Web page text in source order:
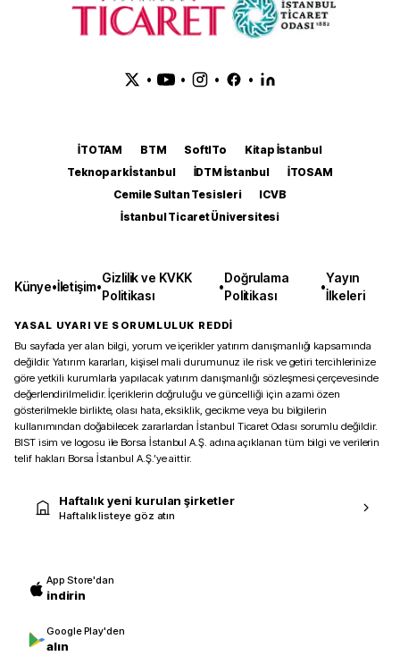
• • • •
İTOTAM BTM SoftITo
Kitap İstanbul
Teknopark İstanbul
İDTM İstanbul
İTOSAM
Cemile Sultan Tesisleri
ICVB
İstanbul Ticaret Üniversitesi
Künye•İletişim•
Gizlilik ve KVKK
Politikası
•
Doğrulama
Politikası
•
Yayın
İlkeleri
YASAL UYARI VE SORUMLULUK REDDİ
Bu sayfada yer alan bilgi, yorum ve içerikler yatırım danışmanlığı kapsamında
değildir. Yatırım kararları, kişisel mali durumunuz ile risk ve getiri tercihlerinize
göre yetkili kurumlarla yapılacak yatırım danışmanlığı sözleşmesi çerçevesinde
değerlendirilmelidir. İçeriklerin doğruluğu ve güncelliği için azami özen
gösterilmekle birlikte, olası hata, eksiklik, gecikme veya bu bilgilerin
kullanımından doğabilecek zararlardan İstanbul Ticaret Odası sorumlu değildir.
BIST isim ve logosu ile Borsa İstanbul A.Ş. adına açıklanan tüm bilgi ve verilerin
telif hakları Borsa İstanbul A.Ş.’ye aittir.
Haftalık yeni kurulan şirketler
Haftalık listeye göz atın
App Store'dan
indirin
Google Play'den
alın